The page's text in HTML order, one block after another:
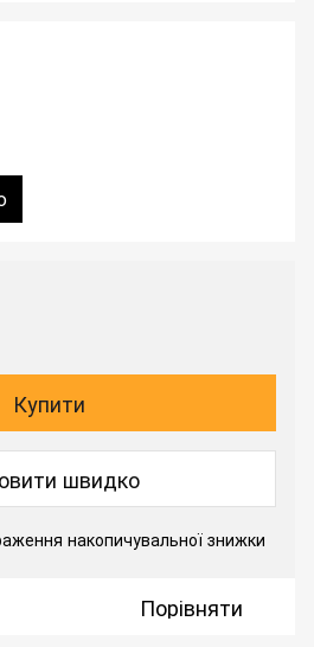
Купити
швидко
накопичувальної знижки
Порівняти